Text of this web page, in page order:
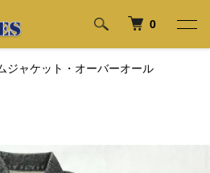
0
ジャケット・オーバーオール